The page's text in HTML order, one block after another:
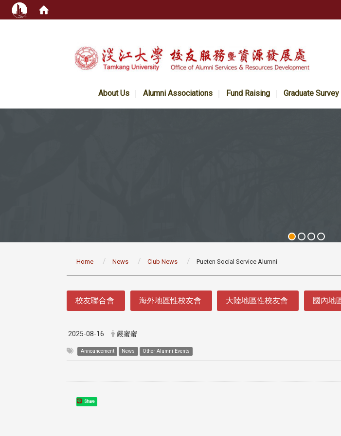
About Us Alumni Associations Fund Raising Graduate Survey
Home News Club News Pueten Social Service Alumni
校友聯合會 海外地區性校友會 大陸地區性校友會 國內地
2025-08-16 嚴蜜蜜
Announcement News Other Alumni Events
Share